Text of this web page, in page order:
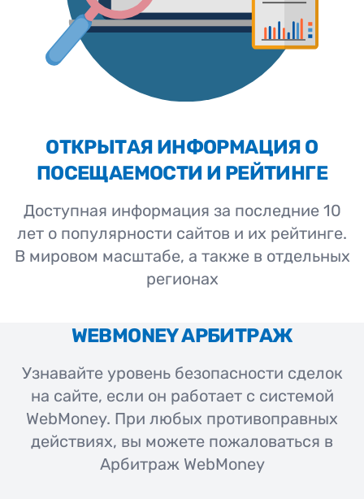
ОТКРЫТАЯ ИНФОРМАЦИЯ О
ПОСЕЩАЕМОСТИ И РЕЙТИНГЕ
Доступная информация за последние 10
лет о популярности сайтов и их рейтинге.
В мировом масштабе, а также в отдельных
регионах
WEBMONEY АРБИТРАЖ
Узнавайте уровень безопасности сделок
на сайте, если он работает с системой
WebMoney. При любых противоправных
действиях, вы можете пожаловаться в
Арбитраж WebMoney